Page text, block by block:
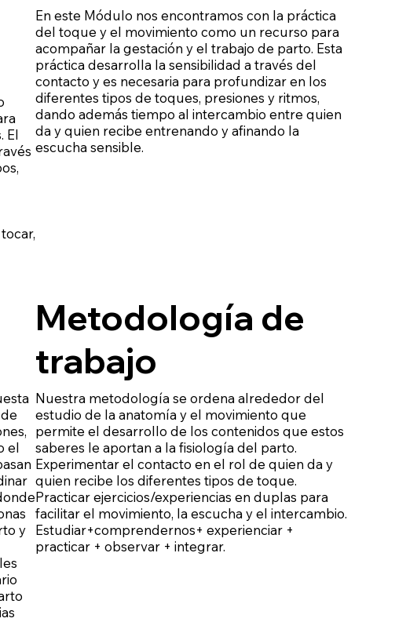
El
En este Módulo nos encontramos con la práctica
del toque y el movimiento como un recurso para
acompañar la gestación y el trabajo de parto. Esta
práctica desarrolla la sensibilidad a través del
contacto y es necesaria para profundizar en los
diferentes tipos de toques, presiones y ritmos,
dando además tiempo al intercambio entre quien
da y quien recibe entrenando y afinando la
escucha sensible.
el
y
Metodología de
trabajo
Nuestra metodología se ordena alrededor del
estudio de la anatomía y el movimiento que
permite el desarrollo de los contenidos que estos
saberes le aportan a la fisiología del parto.
Experimentar el contacto en el rol de quien da y
quien recibe los diferentes tipos de toque.
Practicar ejercicios/experiencias en duplas para
facilitar el movimiento, la escucha y el intercambio.
Estudiar+comprendernos+ experienciar +
practicar + observar + integrar.